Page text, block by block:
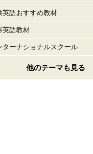
英語おすすめ教材
英語教材
ターナショナルスクール
他のテーマも見る